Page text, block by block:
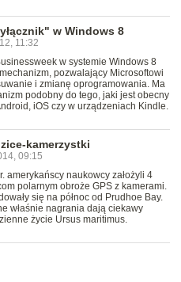
w Windows 8
11:32
w systemie Windows 8
pozwalający Microsoftowi
i zmianę oprogramowania. Ma
podobny do tego, jaki jest obecny
iOS czy w urządzeniach Kindle.
kamerzystki
09:15
amerykańscy naukowcy założyli 4
polarnym obroże GPS z kamerami.
się na północ od Prudhoe Bay.
właśnie nagrania dają ciekawy
życie Ursus maritimus.